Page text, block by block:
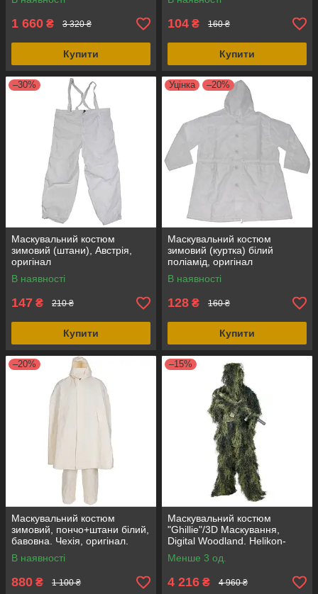
камуфляж синтетика, MFH
(Німеччина)
1 660 ₴ 3 320 ₴
Купити
104 ₴ 160 ₴
Купити
–30%
Маскувальний костюм
зимовий (штани), Австрія,
оригінал
В наявності
147 ₴ 210 ₴
Купити
Уцінка –20%
Маскувальний костюм
зимовий (куртка) білий
поліамід, оригінал
В наявності
128 ₴ 160 ₴
Купити
–20%
Маскувальний костюм
зимовий, пончо+штани білий,
бавовна. Чехія, оригінал.
В наявності
880 ₴ 1 100 ₴
–15%
Маскувальний костюм
"Ghillie"/3D Маскування,
Digital Woodland. Helikon-
Tex®.
Менше 3 од.
4 216 ₴ 4 960 ₴